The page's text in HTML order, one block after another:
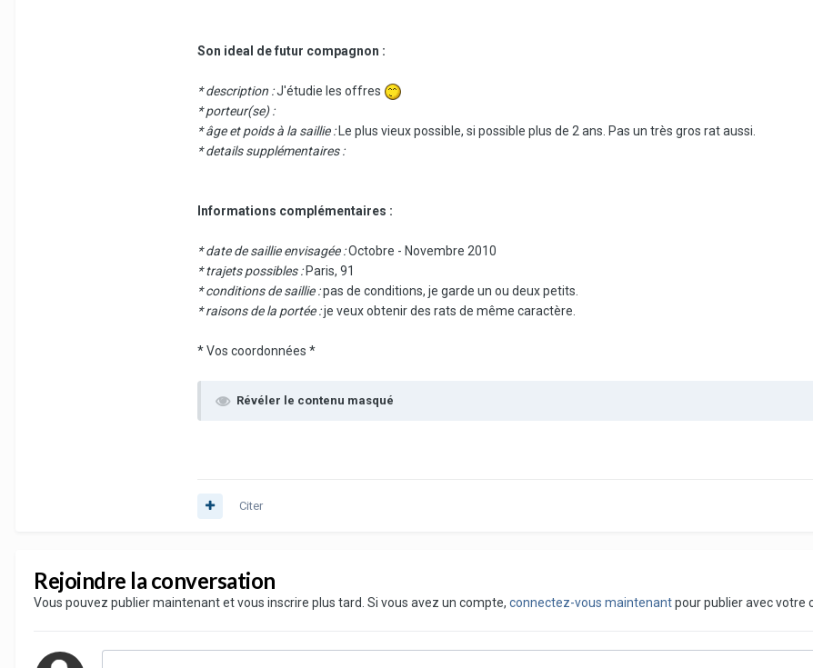
Son ideal de futur compagnon :
* description :J'étudie les offres
* porteur(se) :
* âge et poids à la saillie :Le plus vieux possible, si possible plus de 2 ans. Pas un très gros rat aussi.
* details supplémentaires :
Informations complémentaires :
* date de saillie envisagée :Octobre - Novembre 2010
* trajets possibles :Paris, 91
* conditions de saillie :pas de conditions, je garde un ou deux petits.
* raisons de la portée :je veux obtenir des rats de même caractère.
* Vos coordonnées *
Révéler le contenu masqué
Citer
Rejoindre la conversation
Vous pouvez publier maintenant et vous inscrire plus tard. Si vous avez un compte, connectez-vous maintenantpour publier avec votre